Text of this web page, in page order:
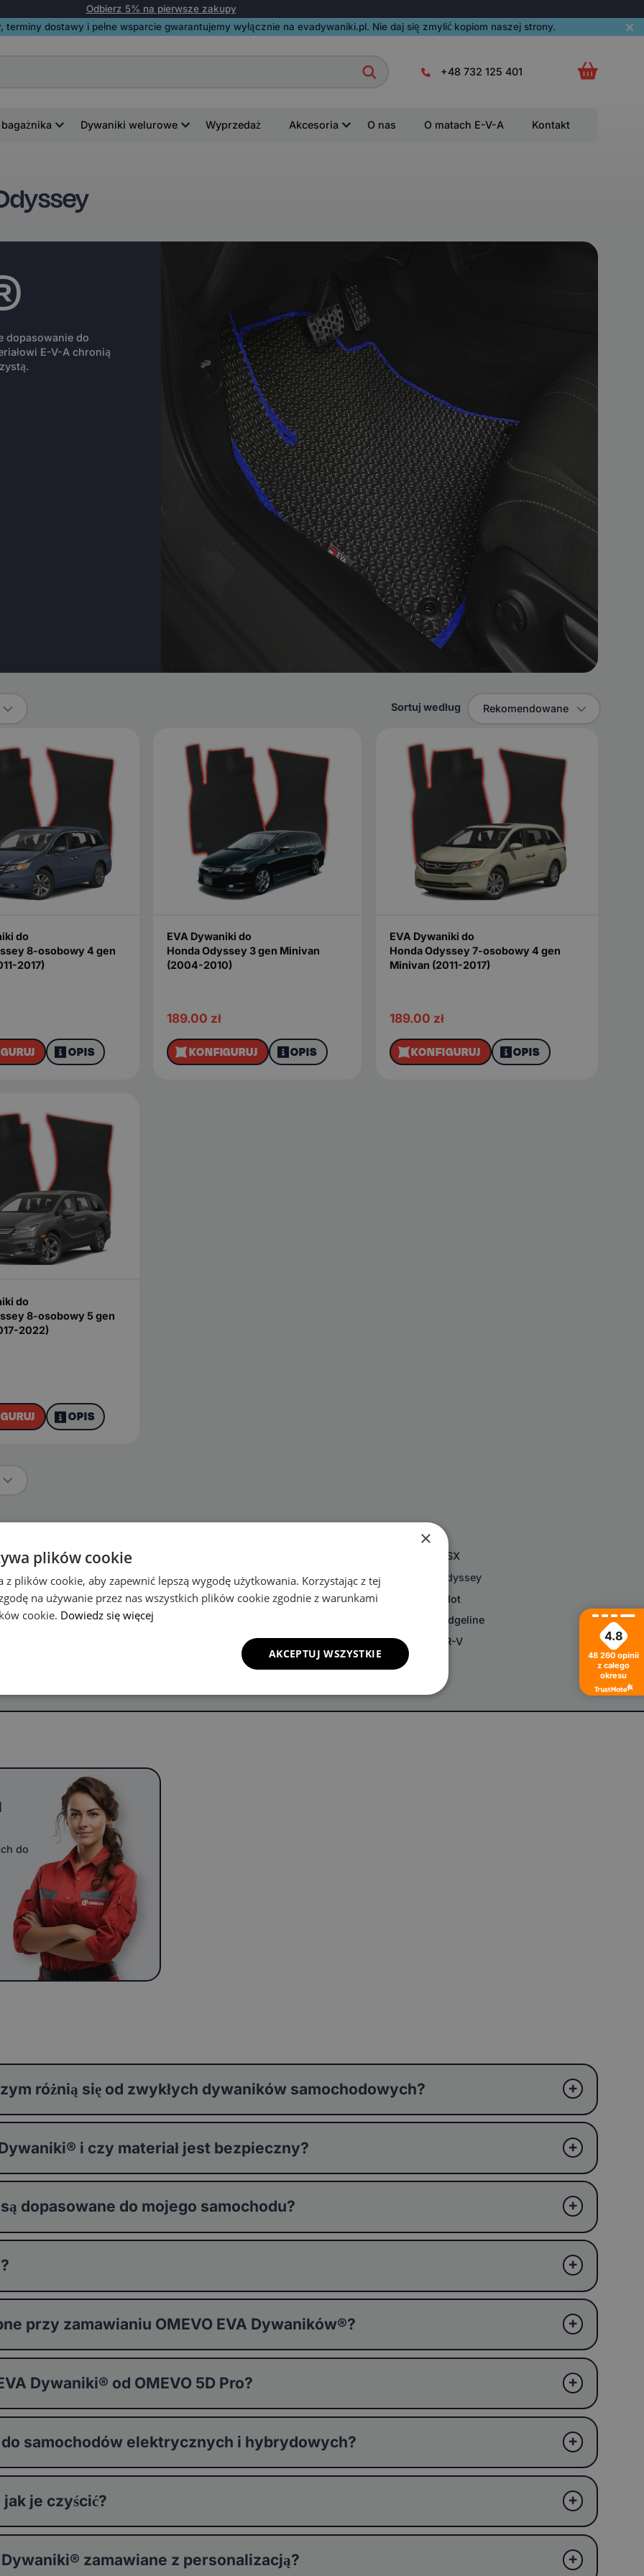
Odbierz 5% na pierwsze zakupy
dostawy i pełne wsparcie gwarantujemy wyłącznie na evadywaniki.pl. Nie daj się zmylić kopiom naszej strony.
+48 732 125 401
Dywaniki welurowe Wyprzedaż Akcesoria O nas O matach E-V-A Kontakt
dopasowanie do
E-V-A chronią
Sortuj według Rekomendowane
do
8-osobowy 4 gen
2017)
OPIS
EVA Dywaniki do
Honda Odyssey 3 gen Minivan
(2004-2010)
189.00 zł
KONFIGURUJ OPIS
EVA Dywaniki do
Honda Odyssey 7-osobowy 4 gen
Minivan (2011-2017)
189.00 zł
KONFIGURUJ OPIS
do
8-osobowy 5 gen
2022)
OPIS
CR-X
CR-Z
E: NY1
Element
Insight
Jazz
Legend
NSX
Odyssey
Pilot
Ridgeline
ZR-V
do
różnią się od zwykłych dywaników samochodowych?
i czy materiał jest bezpieczny?
dopasowane do mojego samochodu?
przy zamawianiu OMEVO EVA Dywaników®?
Dywaniki® od OMEVO 5D Pro?
do samochodów elektrycznych i hybrydowych?
je czyścić?
Dywaniki® zamawiane z personalizacją?
4.8
48 260 opinii
z całego
okresu
×
plików cookie
z plików cookie, aby zapewnić lepszą wygodę użytkowania. Korzystając z tej
na używanie przez nas wszystkich plików cookie zgodnie z warunkami
cookie. Dowiedz się więcej
AKCEPTUJ WSZYSTKIE